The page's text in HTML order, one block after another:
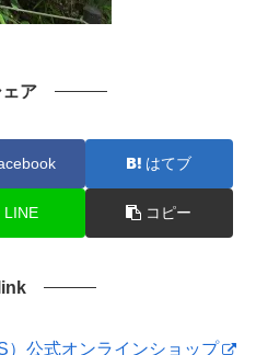
ア
はてブ
LINE コピー
link
）公式オンラインショップ